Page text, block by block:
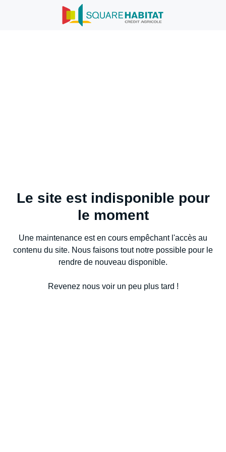
Le site est indisponible pour
le moment
Une maintenance est en cours empêchant l'accès au
contenu du site. Nous faisons tout notre possible pour le
rendre de nouveau disponible.
Revenez nous voir un peu plus tard !